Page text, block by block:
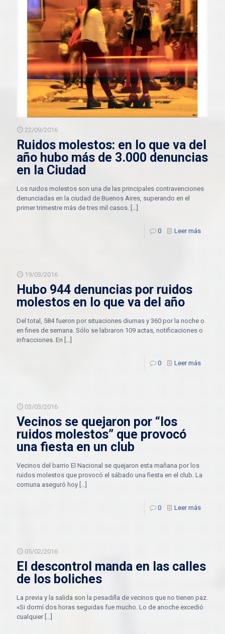
22/09/2016
Ruidos molestos: en lo que va del
año hubo más de 3.000 denuncias
en la Ciudad
Los ruidos molestos son una de las principales contravenciones
denunciadas en la ciudad de Buenos Aires, superando en el
primer trimestre más de tres mil casos. […]
0 Leer más
19/03/2016
Hubo 944 denuncias por ruidos
molestos en lo que va del año
Del total, 584 fueron por situaciones diurnas y 360 por la noche o
en fines de semana. Sólo se labraron 109 actas, notificaciones o
infracciones. En […]
0 Leer más
03/03/2016
Vecinos se quejaron por “los
ruidos molestos” que provocó
una fiesta en un club
Vecinos del barrio El Nacional se quejaron esta mañana por los
ruidos molestos que provocó el sábado una fiesta en el club. La
comuna aseguró hoy […]
0 Leer más
05/02/2016
El descontrol manda en las calles
de los boliches
La previa y la salida son la pesadilla de vecinos que no tienen paz.
«Si dormí dos horas seguidas fue mucho. Lo de anoche excedió
cualquier[…]